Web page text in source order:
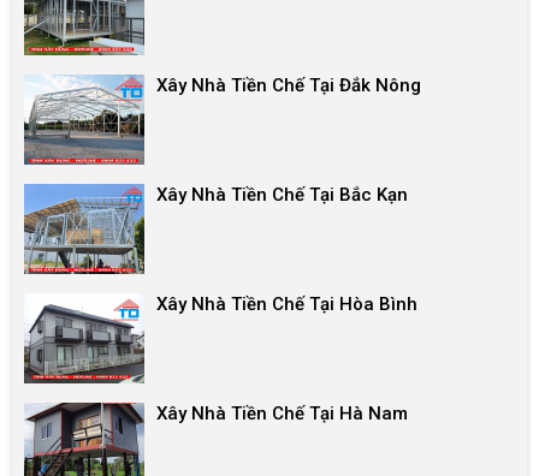
Xây Nhà Tiền Chế Tại Đắk Nông
Xây Nhà Tiền Chế Tại Bắc Kạn
Xây Nhà Tiền Chế Tại Hòa Bình
Xây Nhà Tiền Chế Tại Hà Nam